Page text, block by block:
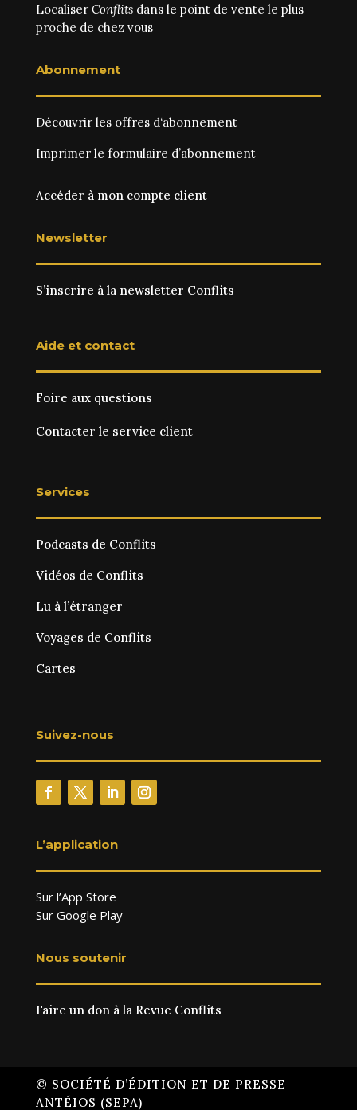
Localiser Conflitsdans le point de vente le plus
proche de chez vous
Abonnement
Découvrir les offres d‘abonnement
Imprimer le formulaire d’abonnement
Accéder à mon compte client
Newsletter
S’inscrire à la newsletter Conflits
Aide et contact
Foire aux questions
Contacter le service client
Services
Podcasts de Conflits
Vidéos de Conflits
Lu à l’étranger
Voyages de Conflits
Cartes
Suivez-nous
L’application
Sur l’App Store
Sur Google Play
Nous soutenir
Faire un don à la Revue Conflits
© SOCIÉTÉ D’ÉDITION ET DE PRESSE
ANTÉIOS (SEPA)